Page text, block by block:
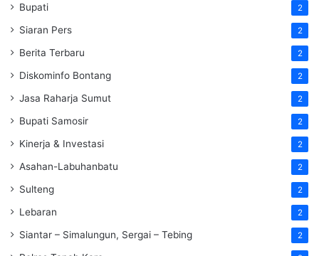
Bupati 2
Siaran Pers 2
Berita Terbaru 2
Diskominfo Bontang 2
Jasa Raharja Sumut 2
Bupati Samosir 2
Kinerja & Investasi 2
Asahan-Labuhanbatu 2
Sulteng 2
Lebaran 2
Siantar – Simalungun, Sergai – Tebing 2